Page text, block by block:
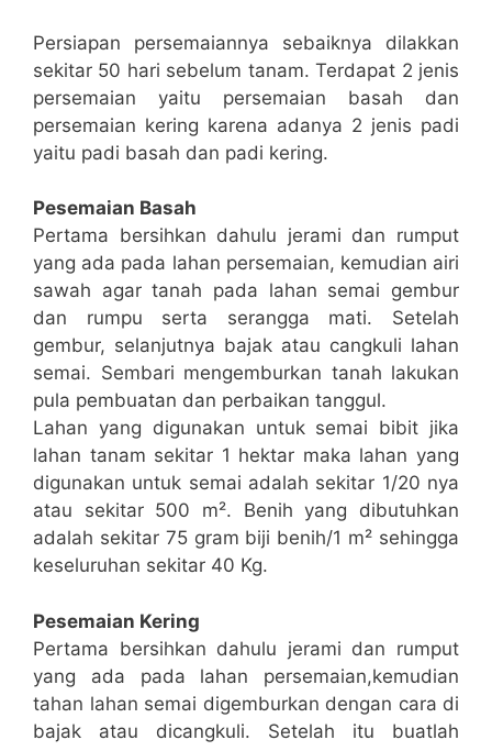
Persiapan persemaiannya sebaiknya dilakkan
sekitar 50 hari sebelum tanam. Terdapat 2 jenis
persemaian yaitu persemaian basah dan
persemaian kering karena adanya 2 jenis padi
yaitu padi basah dan padi kering.
Pesemaian Basah
Pertama bersihkan dahulu jerami dan rumput
yang ada pada lahan persemaian, kemudian airi
sawah agar tanah pada lahan semai gembur
dan rumpu serta serangga mati. Setelah
gembur, selanjutnya bajak atau cangkuli lahan
semai. Sembari mengemburkan tanah lakukan
pula pembuatan dan perbaikan tanggul.
Lahan yang digunakan untuk semai bibit jika
lahan tanam sekitar 1 hektar maka lahan yang
digunakan untuk semai adalah sekitar 1/20 nya
atau sekitar 500 m². Benih yang dibutuhkan
adalah sekitar 75 gram biji benih/1 m² sehingga
keseluruhan sekitar 40 Kg.
Pesemaian Kering
Pertama bersihkan dahulu jerami dan rumput
yang ada pada lahan persemaian,kemudian
tahan lahan semai digemburkan dengan cara di
bajak atau dicangkuli. Setelah itu buatlah